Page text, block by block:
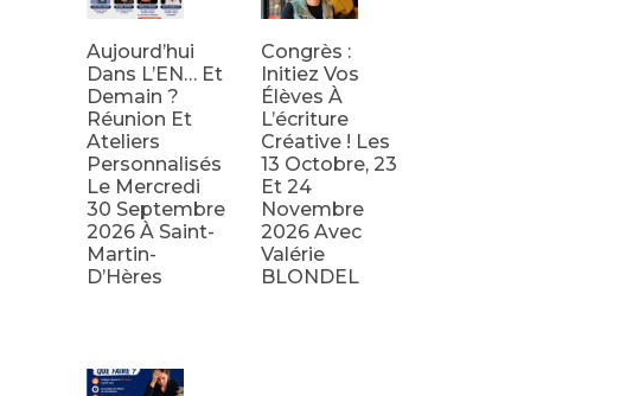
Aujourd’hui
Dans L’EN… Et
Demain ?
Réunion Et
Ateliers
Personnalisés
Le Mercredi
30 Septembre
2026 À Saint-
Martin-
D’Hères
Congrès :
Initiez Vos
Élèves À
L’écriture
Créative ! Les
13 Octobre, 23
Et 24
Novembre
2026 Avec
Valérie
BLONDEL